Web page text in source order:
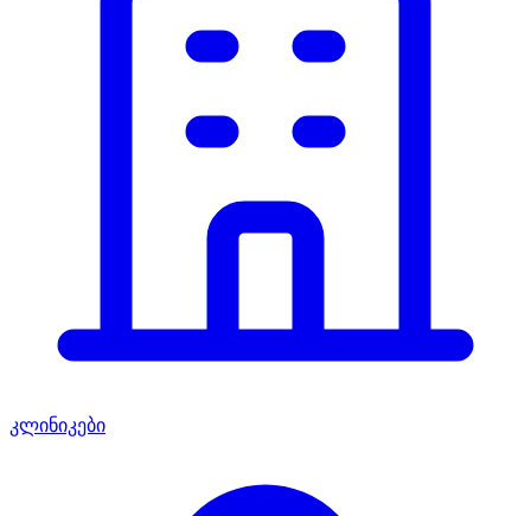
კლინიკები